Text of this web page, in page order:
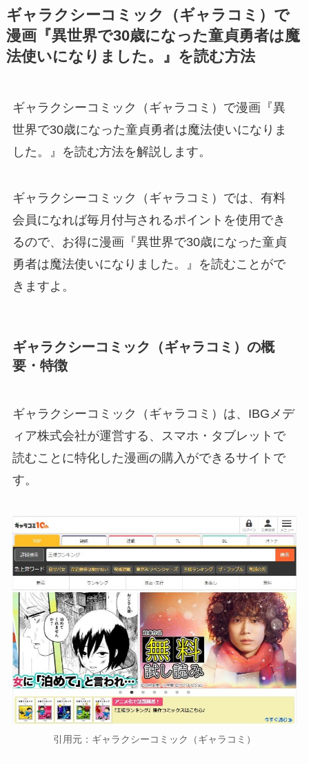
ギャラクシーコミック（ギャラコミ）で
漫画『異世界で30歳になった童貞勇者は魔
法使いになりました。』を読む方法
ギャラクシーコミック（ギャラコミ）で漫画『異
世界で30歳になった童貞勇者は魔法使いになりま
した。』を読む方法を解説します。
ギャラクシーコミック（ギャラコミ）では、有料
会員になれば毎月付与されるポイントを使用でき
るので、お得に漫画『異世界で30歳になった童貞
勇者は魔法使いになりました。』を読むことがで
きますよ。
ギャラクシーコミック（ギャラコミ）の概
要・特徴
ギャラクシーコミック（ギャラコミ）は、IBGメデ
ィア株式会社が運営する、スマホ・タブレットで
読むことに特化した漫画の購入ができるサイトで
す。
引用元：ギャラクシーコミック（ギャラコミ）